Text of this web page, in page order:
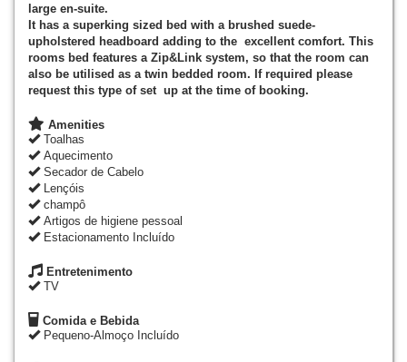
large en-suite.
It has a superking sized bed with a brushed suede-
upholstered headboard adding to the excellent comfort. This
rooms bed features a Zip&Link system, so that the room can
also be utilised as a twin bedded room. If required please
request this type of set up at the time of booking.
Amenities
Toalhas
Aquecimento
Secador de Cabelo
Lençóis
champô
Artigos de higiene pessoal
Estacionamento Incluído
Entretenimento
TV
Comida e Bebida
Pequeno-Almoço Incluído